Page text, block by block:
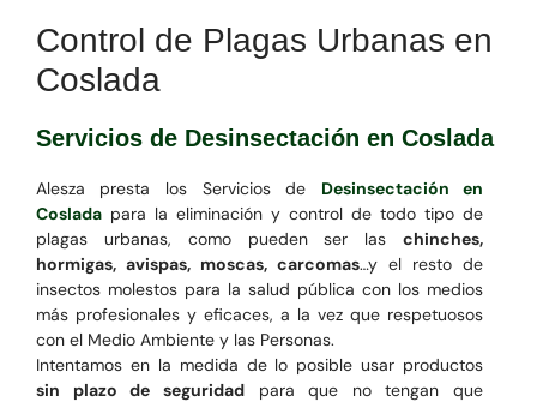
Control de Plagas Urbanas en
Coslada
Servicios de Desinsectación en Coslada
Alesza presta los Servicios de Desinsectación en
Cosladapara la eliminación y control de todo tipo de
plagas urbanas, como pueden ser laschinches,
hormigas, avispas, moscas, carcomas…y el resto de
insectos molestos para la salud pública con los medios
más profesionales y eficaces, a la vez que respetuosos
con el Medio Ambiente y las Personas.
Intentamos en la medida de lo posible usar productos
sin plazo de seguridadpara que no tengan que